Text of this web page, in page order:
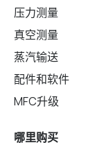
压力测量
真空测量
蒸汽输送
配件和软件
MFC升级
哪里购买